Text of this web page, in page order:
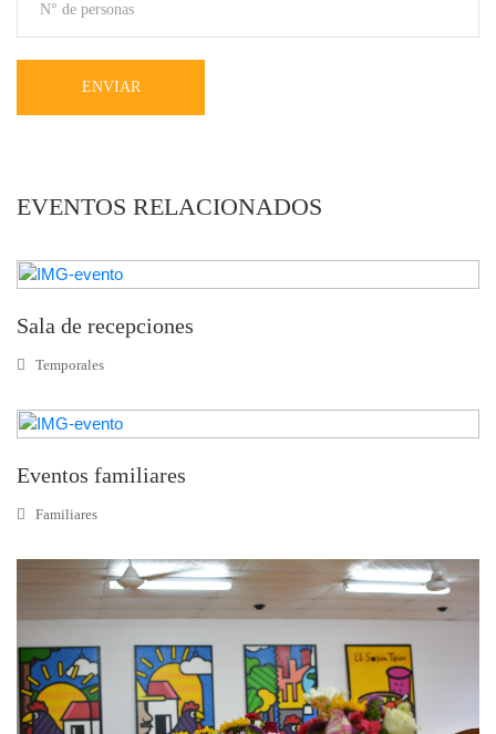
ENVIAR
EVENTOS RELACIONADOS
Sala de recepciones
Temporales
Eventos familiares
Familiares